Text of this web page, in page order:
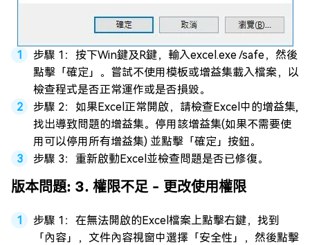
步驟 1：按下Win鍵及R鍵，輸入excel.exe /safe，然後
點擊「確定」。嘗試不使用模板或增益集載入檔案，以
檢查程式是否正常運作或是否損毀。
步驟 2：如果Excel正常開啟，請檢查Excel中的增益集,
找出導致問題的增益集。停用該增益集(如果不需要使
用可以停用所有增益集) 並點擊「確定」按鈕。
步驟 3：重新啟動Excel並檢查問題是否已修復。
版本問題: 3. 權限不足 - 更改使用權限
步驟 1：在無法開啟的Excel檔案上點擊右鍵，找到
「內容」，文件內容視窗中選擇「安全性」，然後點擊